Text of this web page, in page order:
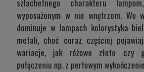
szlachetnego charakteru
wyposażonym w nie wnętrzom. We
dominuje w lampach kolorystyka
metali, choć coraz częściej
wariacje, jak różowe złoto czy
połączeniu np. z perłowym